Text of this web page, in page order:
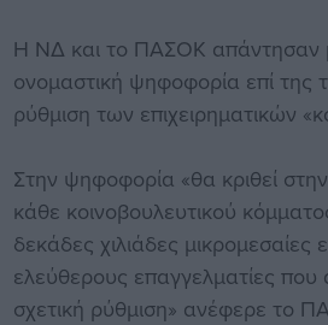
Η ΝΔ και το ΠΑΣΟΚ απάντησαν
ονομαστική ψηφοφορία επί της
ρύθμιση των επιχειρηματικών
Στην ψηφοφορία «θα κριθεί
κάθε κοινοβουλευτικού
δεκάδες χιλιάδες μικρομεσαίες
ελεύθερους επαγγελματίες
σχετική ρύθμιση» ανέφερε το